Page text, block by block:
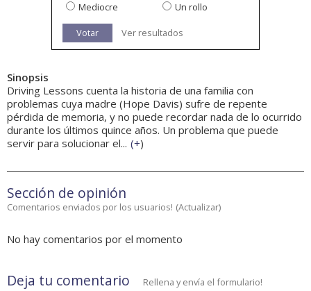
Mediocre
Un rollo
Votar Ver resultados
Sinopsis
Driving Lessons cuenta la historia de una familia con
problemas cuya madre (Hope Davis) sufre de repente
pérdida de memoria, y no puede recordar nada de lo ocurrido
durante los últimos quince años. Un problema que puede
servir para solucionar el... (+)
Sección de opinión
Comentarios enviados por los usuarios! (Actualizar)
No hay comentarios por el momento
Deja tu comentario Rellena y envía el formulario!